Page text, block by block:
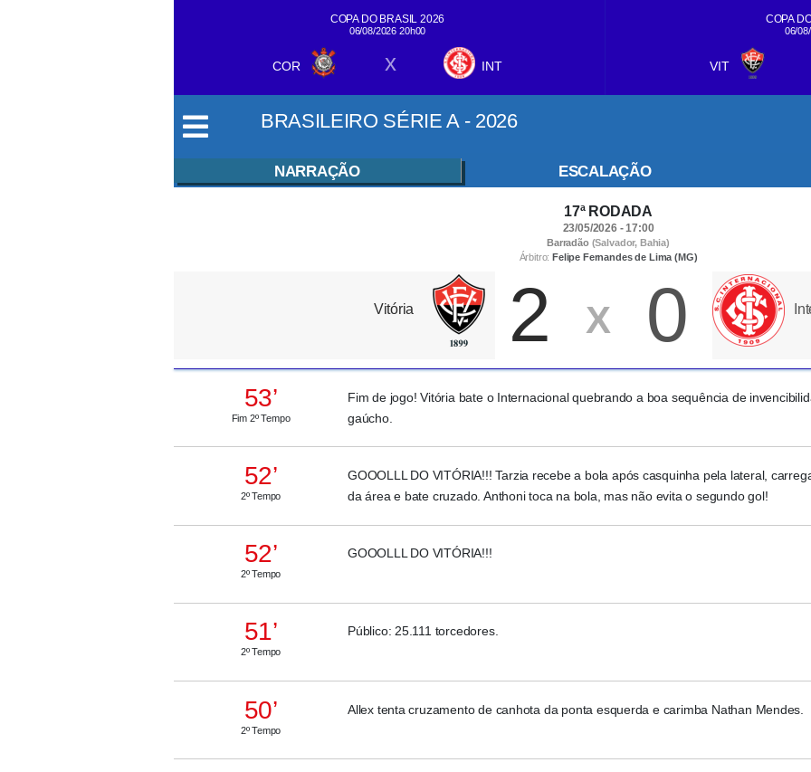
COPA DO BRASIL 2026
06/08/2026 20h00
COR x INT
COPA
06/
VIT
BRASILEIRO SÉRIE A - 2026
NARRAÇÃO ESCALAÇÃO
17ª RODADA
23/05/2026 - 17:00
Barradão (Salvador, Bahia)
Árbitro:Felipe Fernandes de Lima (MG)
Vitória 2 X 0
53’
Fim 2º Tempo
Fim de jogo! Vitória bate o Internacional quebrando a boa sequência de
gaúcho.
52’
2º Tempo
GOOOLLL DO VITÓRIA!!! Tarzia recebe a bola após casquinha pela lateral,
da área e bate cruzado. Anthoni toca na bola, mas não evita o segundo gol!
52’
2º Tempo
GOOOLLL DO VITÓRIA!!!
51’
2º Tempo
Público: 25.111 torcedores.
50’
2º Tempo
Allex tenta cruzamento de canhota da ponta esquerda e carimba Nathan Mendes.